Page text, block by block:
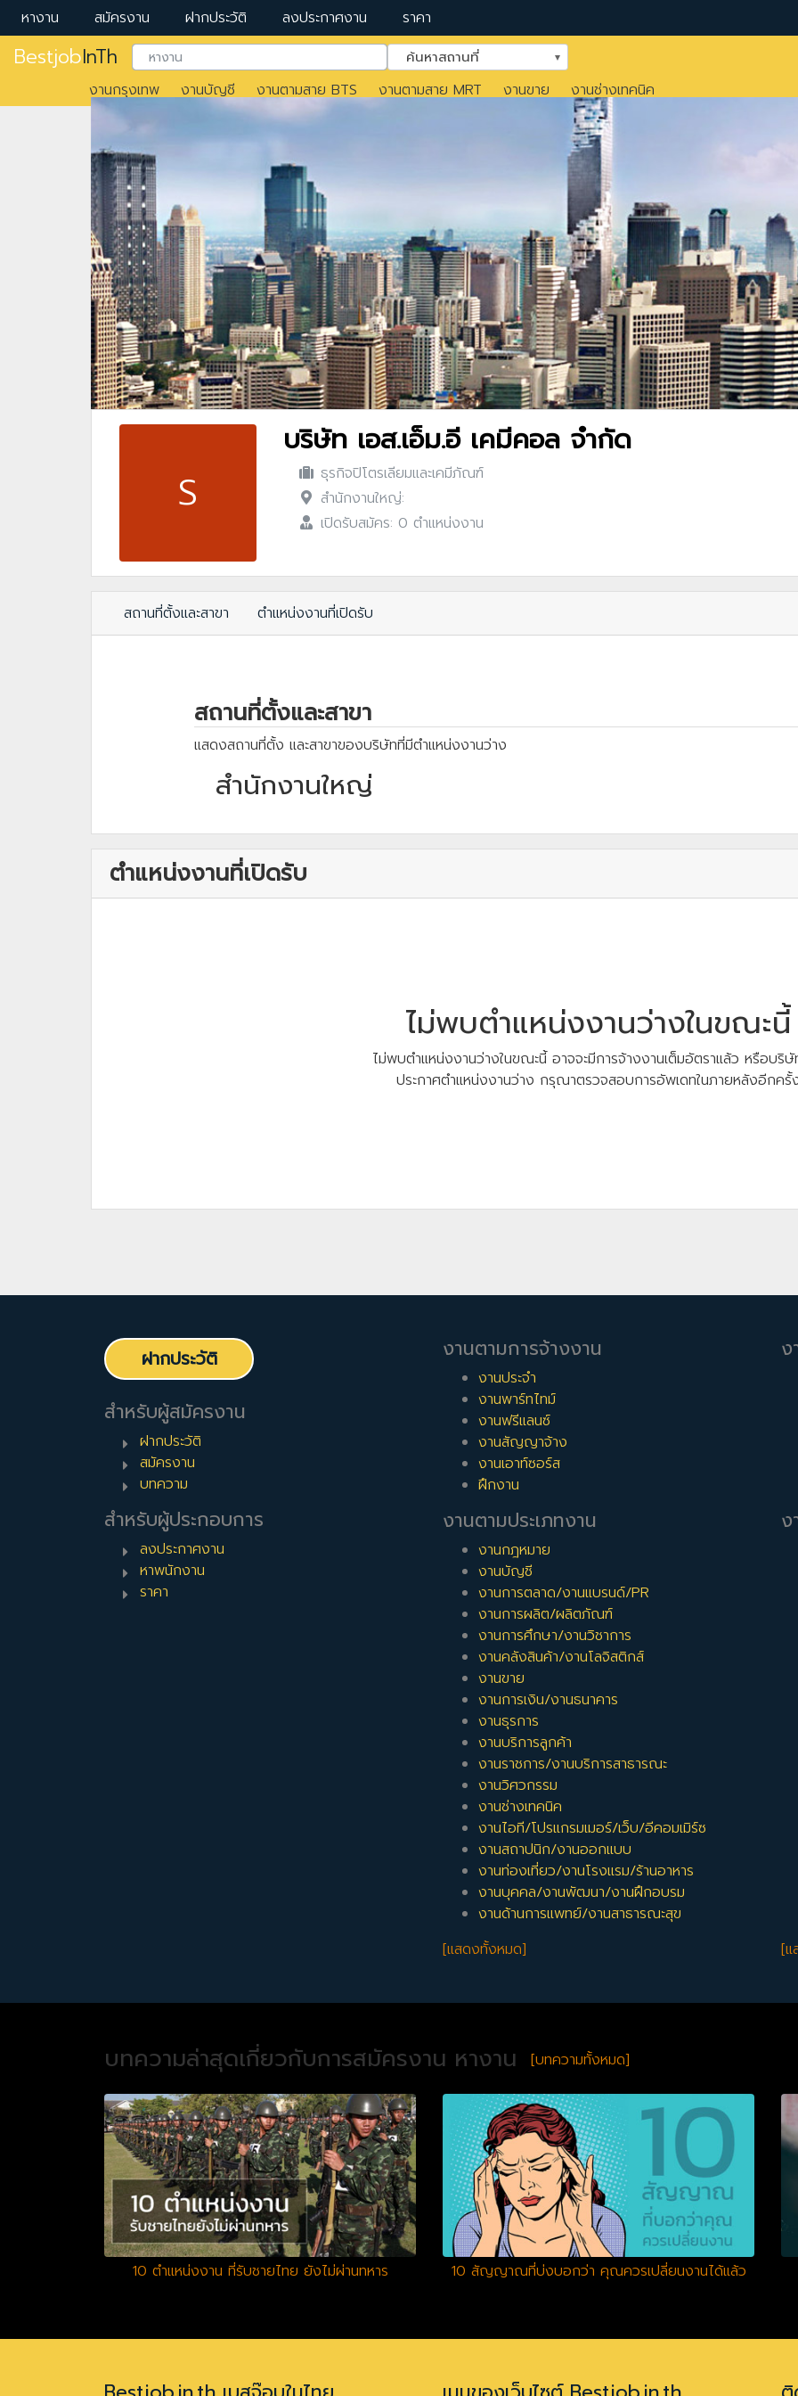
หางาน สมัครงาน ฝากประวัติ ลงประกาศงาน ราคา
BestjobInTh ค้นหาสถานที่
งานกรุงเทพ งานบัญชี งานตามสาย BTS งานตามสาย MRT งานขาย งานช่างเทคนิค
S
บริษัท เอส.เอ็ม.อี เคมีคอล จำกัด
ธุรกิจปิโตรเลียมและเคมีภัณฑ์
สำนักงานใหญ่:
เปิดรับสมัคร: 0 ตำแหน่งงาน
สถานที่ตั้งและสาขา ตำแหน่งงานที่เปิดรับ
สถานที่ตั้งและสาขา
แสดงสถานที่ตั้ง และสาขาของบริษัทที่มีตำแหน่งงานว่าง
สำนักงานใหญ่
ตำแหน่งงานที่เปิดรับ
ไม่พบตำแหน่งงานว่างในขณะนี้
ไม่พบตำแหน่งงานว่างในขณะนี้ อาจจะมีการจ้างงานเต็มอัตราแล้ว หรือบริษั
ประกาศตำแหน่งงานว่าง กรุณาตรวจสอบการอัพเดทในภายหลังอีกครั้
ฝากประวัติ
สำหรับผู้สมัครงาน
ฝากประวัติ
สมัครงาน
บทความ
สำหรับผู้ประกอบการ
ลงประกาศงาน
หาพนักงาน
ราคา
งานตามการจ้างงาน
งานประจำ
งานพาร์ทไทม์
งานฟรีแลนซ์
งานสัญญาจ้าง
งานเอาท์ซอร์ส
ฝึกงาน
งานตามประเภทงาน
งานกฎหมาย
งานบัญชี
งานการตลาด/งานแบรนด์/PR
งานการผลิต/ผลิตภัณฑ์
งานการศึกษา/งานวิชาการ
งานคลังสินค้า/งานโลจิสติกส์
งานขาย
งานการเงิน/งานธนาคาร
งานธุรการ
งานบริการลูกค้า
งานราชการ/งานบริการสาธารณะ
งานวิศวกรรม
งานช่างเทคนิค
งานไอที/โปรแกรมเมอร์/เว็บ/อีคอมเมิร์ซ
งานสถาปนิก/งานออกแบบ
งานท่องเที่ยว/งานโรงแรม/ร้านอาหาร
งานบุคคล/งานพัฒนา/งานฝึกอบรม
งานด้านการแพทย์/งานสาธารณะสุข
[แสดงทั้งหมด]
[แ
บทความล่าสุดเกี่ยวกับการสมัครงาน หางาน [บทความทั้งหมด]
10 ตำแหน่งงาน ที่รับชายไทย ยังไม่ผ่านทหาร 10 สัญญาณที่บ่งบอกว่า คุณควรเปลี่ยนงานได้แล้ว